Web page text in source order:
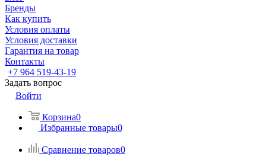
Бренды
Как купить
Условия оплаты
Условия доставки
Гарантия на товар
Контакты
+7 964 519-43-19
Задать вопрос
Войти
Корзина0
Избранные товары0
Сравнение товаров0